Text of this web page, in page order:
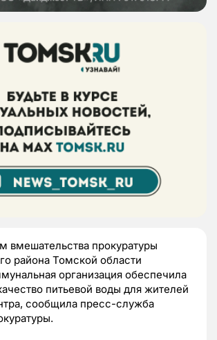
вмешательства прокуратуры
района Томской области
организация обеспечила
питьевой воды для жителей
сообщила пресс-служба